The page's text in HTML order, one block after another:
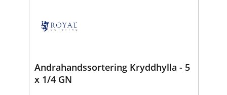
Andrahandssortering Kryddhylla - 5
x 1/4 GN